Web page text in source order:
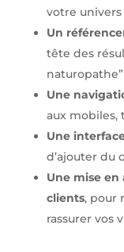
votre
Un
tête des
Une
aux mobiles,
Une
d’ajouter du
Une mise
clients, pour
rassurer vos